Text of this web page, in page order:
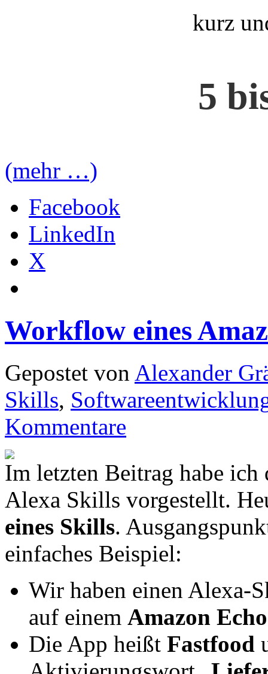
kurz
5
(mehr …)
Facebook
LinkedIn
X
Workflow eines
Gepostet von Alexander
Skills,
Kommentare
Im letzten Beitrag habe
Alexa Skills vorgestellt.
eines Skills.
einfaches Beispiel:
Wir haben einen Alexa-
auf einem Amazon
Die App heißt Fastfood